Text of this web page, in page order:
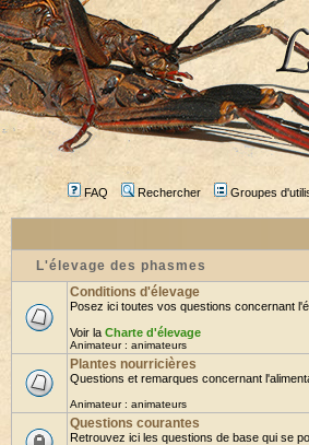
FAQ Rechercher Groupes
L'élevage des phasmes
Conditions d'élevage
Posez ici toutes vos questions concernant
Voir la Charte d'élevage
Animateur : animateurs
Plantes nourricières
Questions et remarques concernant
Animateur : animateurs
Questions courantes
Retrouvez ici les questions de base qui se